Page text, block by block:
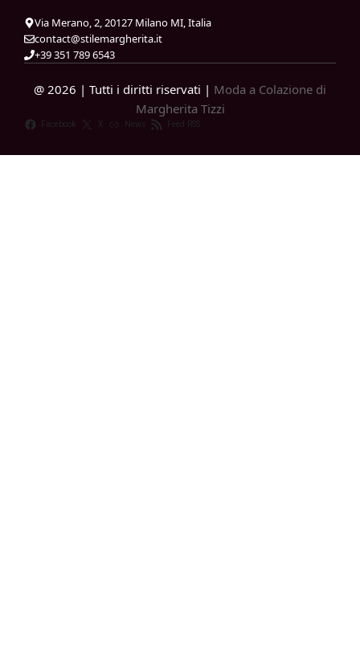
Via Merano, 2, 20127 Milano MI, Italia
contact@stilemargherita.it
+39 351 789 6543
@ 2026 | Tutti i diritti riservati | Moda a Colazione di
Margherita Tizzi
Facebook X News Feed RSS